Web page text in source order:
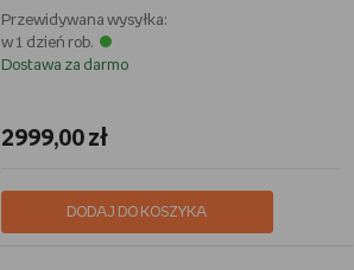
Przewidywana wysyłka:
w 1 dzień rob.
Dostawa za darmo
2999,00 zł
DODAJ DO KOSZYKA